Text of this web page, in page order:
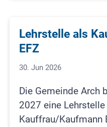
Lehrstelle als
EFZ
30. Jun 2026
Die Gemeinde Arch
2027 eine Lehrstelle
Kauffrau/Kaufmann